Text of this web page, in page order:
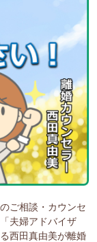
ご相談・カウンセ
夫婦アドバイザ
西田真由美が離婚